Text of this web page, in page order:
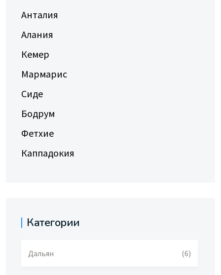
Анталия
Алания
Кемер
Мармарис
Сиде
Бодрум
Фетхие
Каппадокия
Категории
Дальян (6)